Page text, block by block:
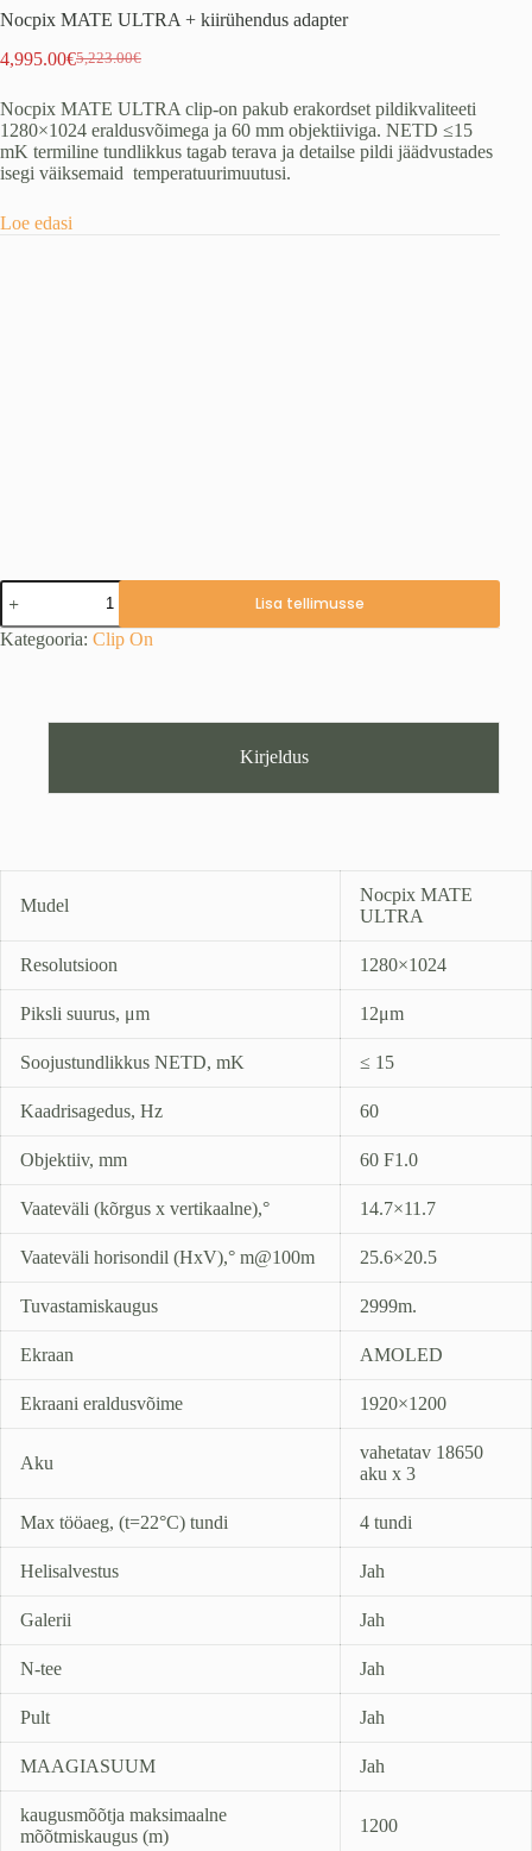
Nocpix MATE ULTRA + kiirühendus adapter
5,223.00€
Algne
oli:
5,223.00€.
4,995.00€Praegune
on:
4,995.00€.
Nocpix MATE ULTRA clip-on pakub erakordset pildikvaliteeti
1280×1024 eraldusvõimega ja 60 mm objektiiviga. NETD ≤15
mK termiline tundlikkus tagab terava ja detailse pildi jäädvustades
isegi väiksemaid temperatuurimuutusi.
Loe edasi
Nocpix
MATE
ULTRA
+
Lisa tellimusse
Kategooria: Clip On
Kirjeldus
Mudel
Nocpix MATE
ULTRA
Resolutsioon 1280×1024
Piksli suurus, μm 12μm
Soojustundlikkus NETD, mK ≤ 15
Kaadrisagedus, Hz 60
Objektiiv, mm 60 F1.0
Vaateväli (kõrgus x vertikaalne),° 14.7×11.7
Vaateväli horisondil (HxV),° m@100m 25.6×20.5
Tuvastamiskaugus 2999m.
Ekraan AMOLED
Ekraani eraldusvõime 1920×1200
Aku
vahetatav 18650
aku x 3
Max tööaeg, (t=22°C) tundi 4 tundi
Helisalvestus Jah
Galerii Jah
N-tee Jah
Pult Jah
MAAGIASUUM Jah
kaugusmõõtja maksimaalne
mõõtmiskaugus (m)
1200